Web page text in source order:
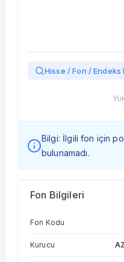
Hisse / Fon / Endeks
Bilgi: İlgili fon için
bulunamadı.
Fon Bilgileri
Fon Kodu
Kurucu